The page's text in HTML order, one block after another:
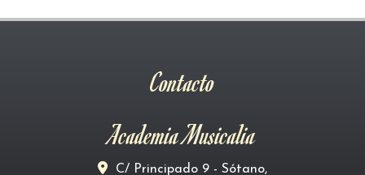
Contacto
Academia Musicalia
C/ Principado 9 - Sótano,